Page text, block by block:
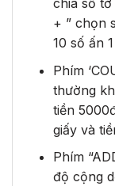
+ ” chọn
10 số ấn
Phím
thường
tiền
giấy và
Phím
độ cộng